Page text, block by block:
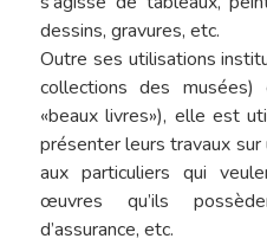
dessins, gravures, etc.
Outre ses utilisations
collections des
«beaux livres»), elle est
présenter leurs travaux
aux particuliers qui
œuvres qu’ils
d’assurance, etc.